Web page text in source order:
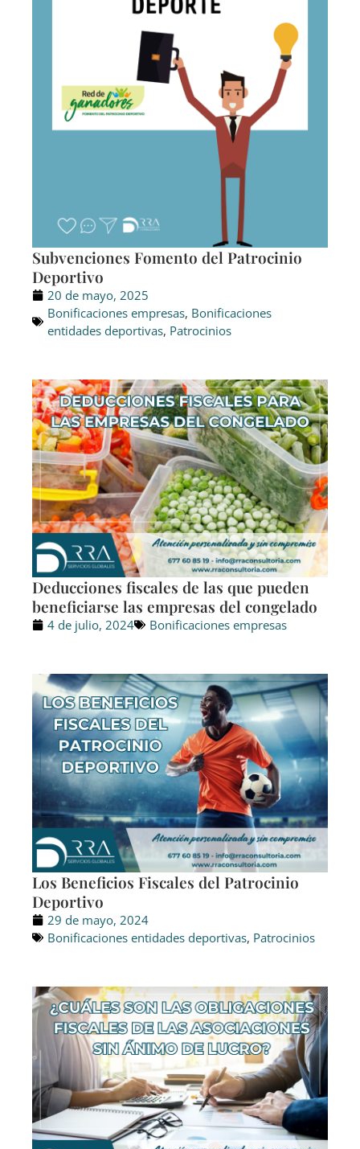
Subvenciones Fomento del Patrocinio
Deportivo
20 de mayo, 2025
Bonificaciones empresas, Bonificaciones
entidades deportivas, Patrocinios
Deducciones fiscales de las que pueden
beneficiarse las empresas del congelado
4 de julio, 2024 Bonificaciones empresas
Los Beneficios Fiscales del Patrocinio
Deportivo
29 de mayo, 2024
Bonificaciones entidades deportivas, Patrocinios